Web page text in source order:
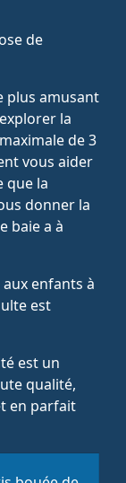
de
plus amusant
la
de 3
vous aider
que la
donner la
baie a à
enfants à
est
est un
qualité,
en parfait